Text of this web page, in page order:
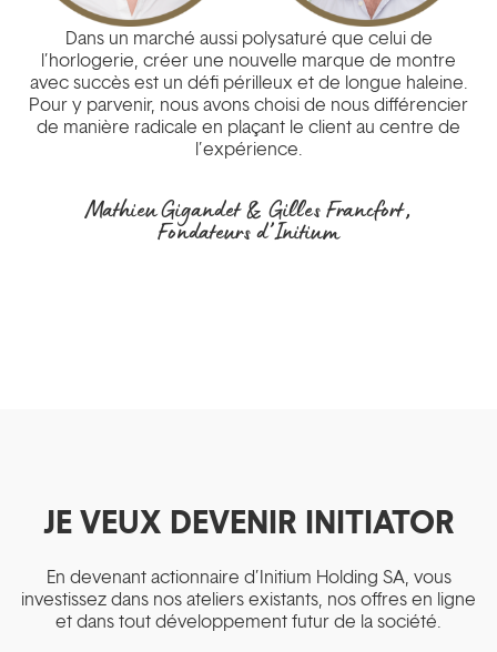
Dans un marché aussi polysaturé que celui de
l’horlogerie, créer une nouvelle marque de montre
avec succès est un défi périlleux et de longue haleine.
Pour y parvenir, nous avons choisi de nous différencier
de manière radicale en plaçant le client au centre de
l’expérience.
Mathieu Gigandet & Gilles Francfort,
Fondateurs d’Initium
JE VEUX DEVENIR INITIATOR
En devenant actionnaire d’Initium Holding SA, vous
investissez dans nos ateliers existants, nos offres en ligne
et dans tout développement futur de la société.